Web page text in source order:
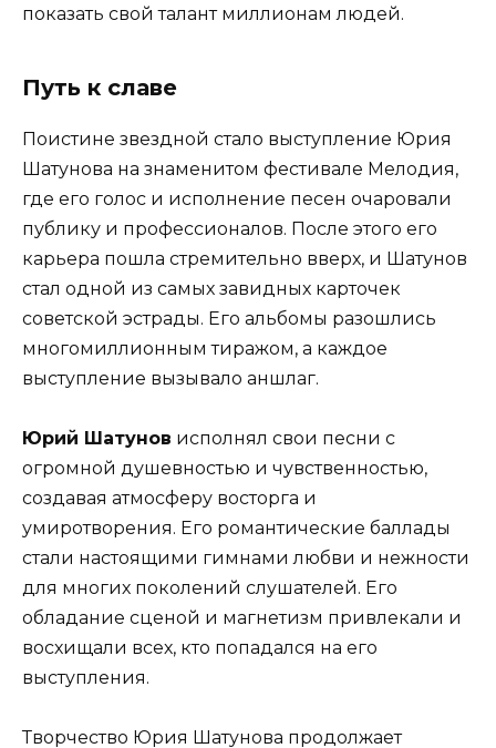
показать свой талант миллионам людей.
Путь к славе
Поистине звездной стало выступление Юрия
Шатунова на знаменитом фестивале Мелодия,
где его голос и исполнение песен очаровали
публику и профессионалов. После этого его
карьера пошла стремительно вверх, и Шатунов
стал одной из самых завидных карточек
советской эстрады. Его альбомы разошлись
многомиллионным тиражом, а каждое
выступление вызывало аншлаг.
Юрий Шатунов исполнял свои песни с
огромной душевностью и чувственностью,
создавая атмосферу восторга и
умиротворения. Его романтические баллады
стали настоящими гимнами любви и нежности
для многих поколений слушателей. Его
обладание сценой и магнетизм привлекали и
восхищали всех, кто попадался на его
выступления.
Творчество Юрия Шатунова продолжает